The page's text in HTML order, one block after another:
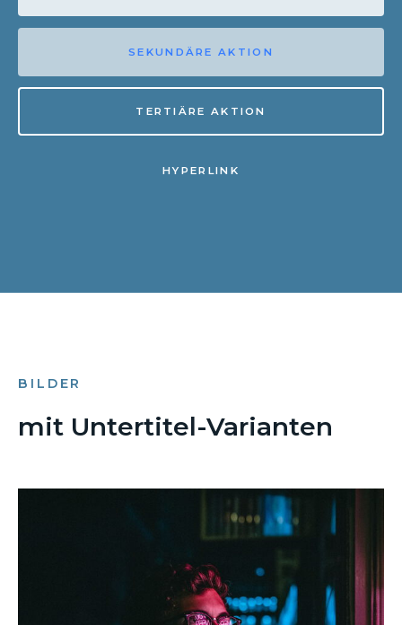
SEKUNDÄRE AKTION
TERTIÄRE AKTION
HYPERLINK
BILDER
mit Untertitel-Varianten